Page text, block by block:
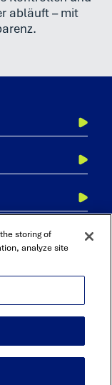
abläuft – mit
storing of
analyze site